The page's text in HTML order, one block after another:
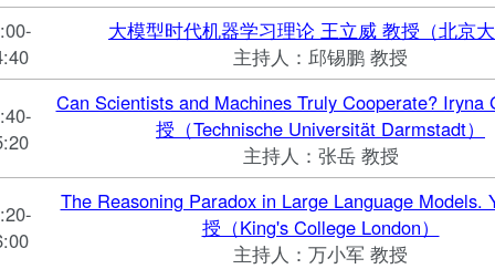
大模型时代机器学习理论 王立威 教授（北京大
主持人：邱锡鹏 教授
Can Scientists and Machines Truly Cooperate? Iryna
授（Technische Universität Darmstadt）
主持人：张岳 教授
The Reasoning Paradox in Large Language Models.
授（King's College London）
主持人：万小军 教授